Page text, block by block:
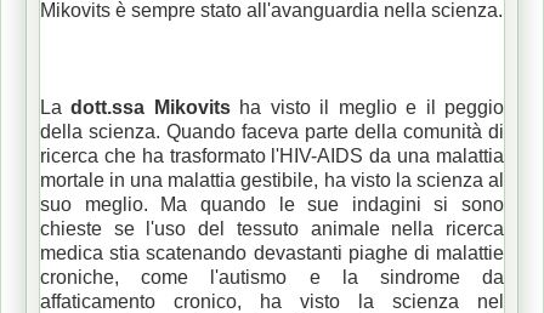
Mikovits è sempre stato all'avanguardia nella scienza.
Ladott.ssa Mikovitsha visto il meglio e il peggio
della scienza. Quando faceva parte della comunità di
ricerca che ha trasformato l'HIV-AIDS da una malattia
mortale in una malattia gestibile, ha visto la scienza al
suo meglio.
Ma quando le sue indagini si sono
chieste se l'uso del tessuto animale nella ricerca
medica stia scatenando devastanti piaghe di malattie
croniche, come l'autismo e la sindrome da
affaticamento cronico, ha visto la scienza nel